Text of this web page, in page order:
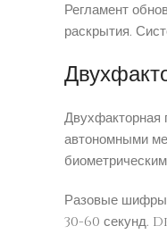
Регламент
раскрытия.
Двухфакторная
автономными
Разовые шифры
30-60 секунд.